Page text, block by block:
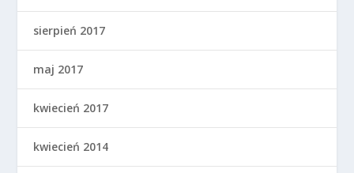
sierpień 2017
maj 2017
kwiecień 2017
kwiecień 2014